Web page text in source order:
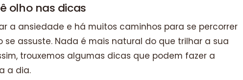
olho nas dicas
a ansiedade e há muitos caminhos para se percorrer
se assuste. Nada é mais natural do que trilhar a sua
trouxemos algumas dicas que podem fazer a
a dia.